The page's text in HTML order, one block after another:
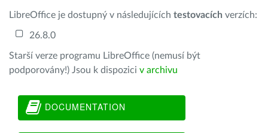
LibreOffice je dostupný v následujících testovacích verzích:
26.8.0
Starší verze programu LibreOffice (nemusí být
podporovány!) Jsou k dispozici v archivu
DOCUMENTATION